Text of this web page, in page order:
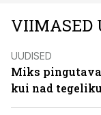
VIIMASED
UUDISED
Miks
kui nad